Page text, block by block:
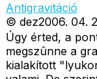
Antigravitáció
© dez2006. 04.
Úgy érted, a
megszûnne a
kialakított